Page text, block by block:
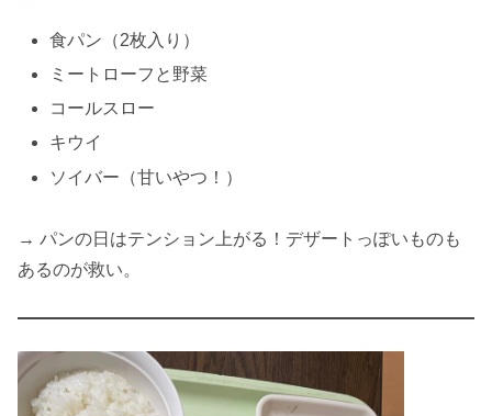
食パン（2枚入り）
ミートローフと野菜
コールスロー
キウイ
ソイバー（甘いやつ！）
→ パンの日はテンション上がる！デザートっぽいものも
あるのが救い。